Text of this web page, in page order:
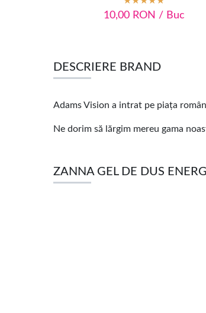
10,00 RON / Buc
DESCRIERE BRAND
Adams Vision a intrat pe piața
Ne dorim să lărgim mereu gama
ZANNA GEL DE DUS